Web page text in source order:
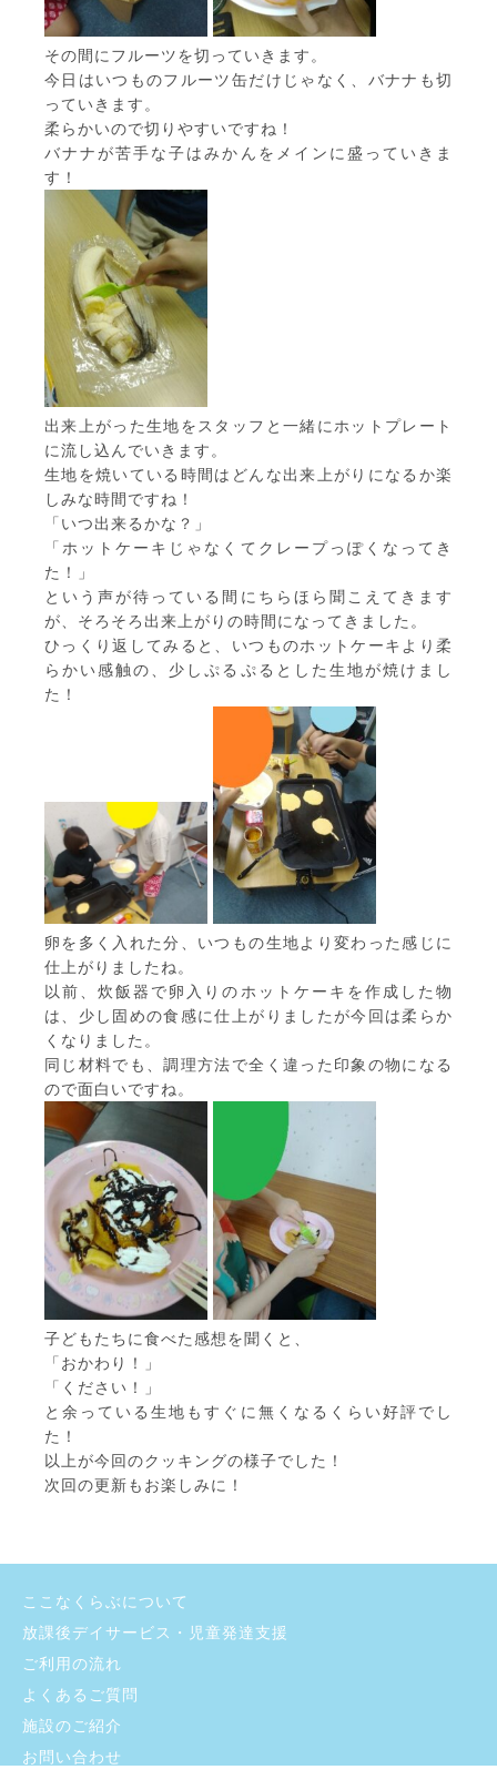
その間にフルーツを切っていきます。
今日はいつものフルーツ缶だけじゃなく、バナナも切
っていきます。
柔らかいので切りやすいですね！
バナナが苦手な子はみかんをメインに盛っていきま
す！
出来上がった生地をスタッフと一緒にホットプレート
に流し込んでいきます。
生地を焼いている時間はどんな出来上がりになるか楽
しみな時間ですね！
「いつ出来るかな？」
「ホットケーキじゃなくてクレープっぽくなってき
た！」
という声が待っている間にちらほら聞こえてきます
が、そろそろ出来上がりの時間になってきました。
ひっくり返してみると、いつものホットケーキより柔
らかい感触の、少しぷるぷるとした生地が焼けまし
た！
卵を多く入れた分、いつもの生地より変わった感じに
仕上がりましたね。
以前、炊飯器で卵入りのホットケーキを作成した物
は、少し固めの食感に仕上がりましたが今回は柔らか
くなりました。
同じ材料でも、調理方法で全く違った印象の物になる
ので面白いですね。
子どもたちに食べた感想を聞くと、
「おかわり！」
「ください！」
と余っている生地もすぐに無くなるくらい好評でし
た！
以上が今回のクッキングの様子でした！
次回の更新もお楽しみに！
ここなくらぶについて
放課後デイサービス・児童発達支援
ご利用の流れ
よくあるご質問
施設のご紹介
お問い合わせ